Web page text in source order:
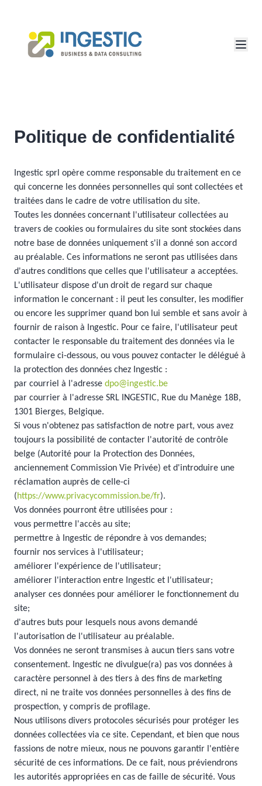
Politique de confidentialité
Ingestic sprl opère comme responsable du traitement en ce
qui concerne les données personnelles qui sont collectées et
traitées dans le cadre de votre utilisation du site.
Toutes les données concernant l'utilisateur collectées au
travers de cookies ou formulaires du site sont stockées dans
notre base de données uniquement s'il a donné son accord
au préalable. Ces informations ne seront pas utilisées dans
d'autres conditions que celles que l'utilisateur a acceptées.
L'utilisateur dispose d'un droit de regard sur chaque
information le concernant : il peut les consulter, les modifier
ou encore les supprimer quand bon lui semble et sans avoir à
fournir de raison à Ingestic. Pour ce faire, l'utilisateur peut
contacter le responsable du traitement des données via le
formulaire ci-dessous, ou vous pouvez contacter le délégué à
la protection des données chez Ingestic :
par courriel à l'adresse dpo@ingestic.be
par courrier à l'adresse SRL INGESTIC, Rue du Manège 18B,
1301 Bierges, Belgique.
Si vous n'obtenez pas satisfaction de notre part, vous avez
toujours la possibilité de contacter l'autorité de contrôle
belge (Autorité pour la Protection des Données,
anciennement Commission Vie Privée) et d'introduire une
réclamation auprès de celle-ci
(https://www.privacycommission.be/fr).
Vos données pourront être utilisées pour :
vous permettre l'accès au site;
permettre à Ingestic de répondre à vos demandes;
fournir nos services à l'utilisateur;
améliorer l'expérience de l'utilisateur;
améliorer l'interaction entre Ingestic et l'utilisateur;
analyser ces données pour améliorer le fonctionnement du
site;
d'autres buts pour lesquels nous avons demandé
l'autorisation de l'utilisateur au préalable.
Vos données ne seront transmises à aucun tiers sans votre
consentement. Ingestic ne divulgue(ra) pas vos données à
caractère personnel à des tiers à des fins de marketing
direct, ni ne traite vos données personnelles à des fins de
prospection, y compris de profilage.
Nous utilisons divers protocoles sécurisés pour protéger les
données collectées via ce site. Cependant, et bien que nous
fassions de notre mieux, nous ne pouvons garantir l'entière
sécurité de ces informations. De ce fait, nous préviendrons
les autorités appropriées en cas de faille de sécurité. Vous